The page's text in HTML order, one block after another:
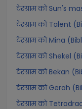
टेरग्राम को Sun's
टेरग्राम को Talent
टेरग्राम को Mina
टेरग्राम को Shekel
टेरग्राम को Bekan
टेरग्राम को Gerah
टेरग्राम को